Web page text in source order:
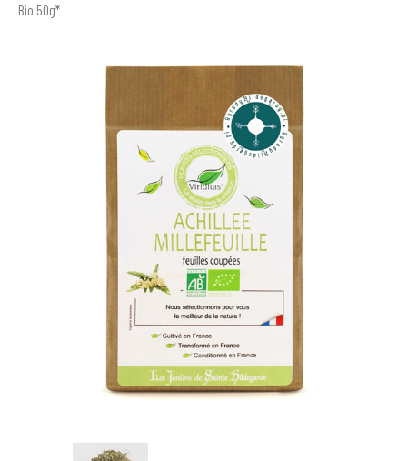
Bio 50g*